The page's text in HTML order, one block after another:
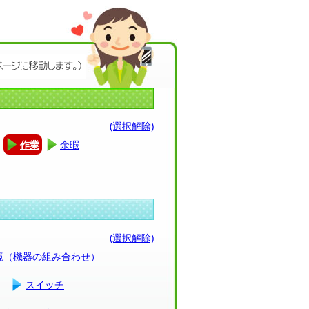
(選択解除)
作業
余暇
(選択解除)
機器の組み合わせ）
スイッチ